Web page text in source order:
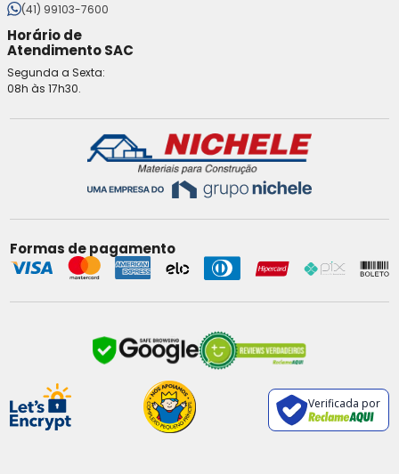
(41) 99103-7600
Horário de
Atendimento SAC
Segunda a Sexta:
08h às 17h30.
Formas de pagamento
Verificada por